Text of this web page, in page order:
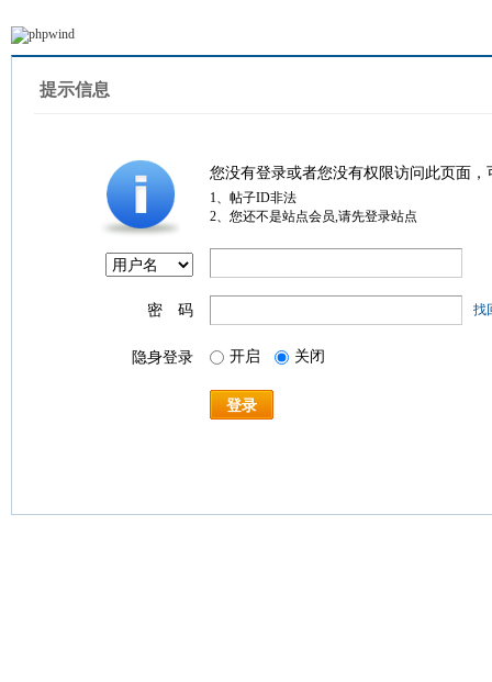
提示信息
您没有登录或者您没有权限访问此页面
1、帖子ID非法
2、您还不是站点会员,请先登录站点
密 码 找
隐身登录 开启 关闭
登录